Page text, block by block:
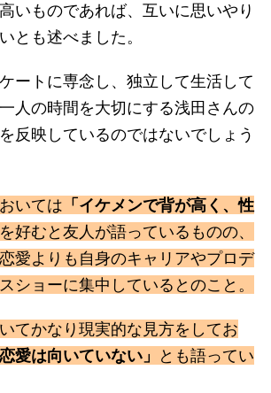
いものであれば、互いに思いやり
とも述べました。
ートに専念し、独立して生活して
人の時間を大切にする浅田さんの
反映しているのではないでしょう
いては 「イケメンで背が高く、性
好むと友人が語っているものの、
愛よりも自身のキャリアやプロデ
ショーに集中しているとのこと。
てかなり現実的な見方をしてお
愛は向いていない」
とも語ってい